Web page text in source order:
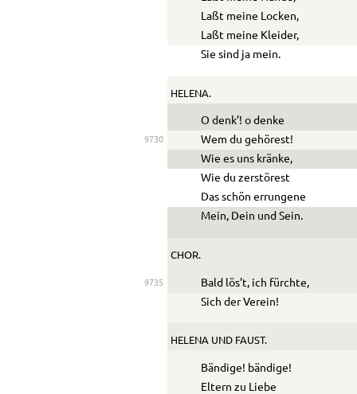
Laßt meine Locken,
Laßt meine Kleider,
Sie sind ja mein.
HELENA.
O denk’! o denke
9730
Wem du gehörest!
Wie es uns kränke,
Wie du zerstörest
Das schön errungene
Mein, Dein und Sein.
CHOR.
9735
Bald lös’t, ich fürchte,
Sich der Verein!
HELENA UND FAUST.
Bändige! bändige!
Eltern zu Liebe